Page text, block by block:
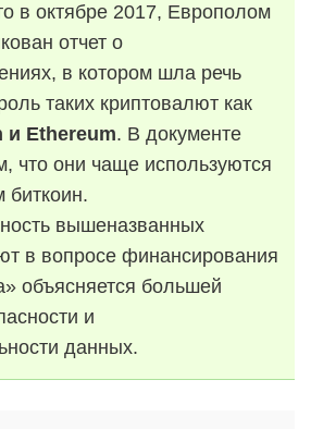
в октябре 2017, Европолом
отчет о
в котором шла речь
таких криптовалют как
и Ethereum. В документе
что они чаще используются
биткоин.
вышеназванных
в вопросе финансирования
объясняется большей
и
данных.